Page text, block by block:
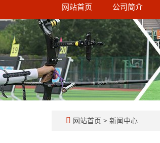
网站首页 公司简介
网站首页 > 新闻中心